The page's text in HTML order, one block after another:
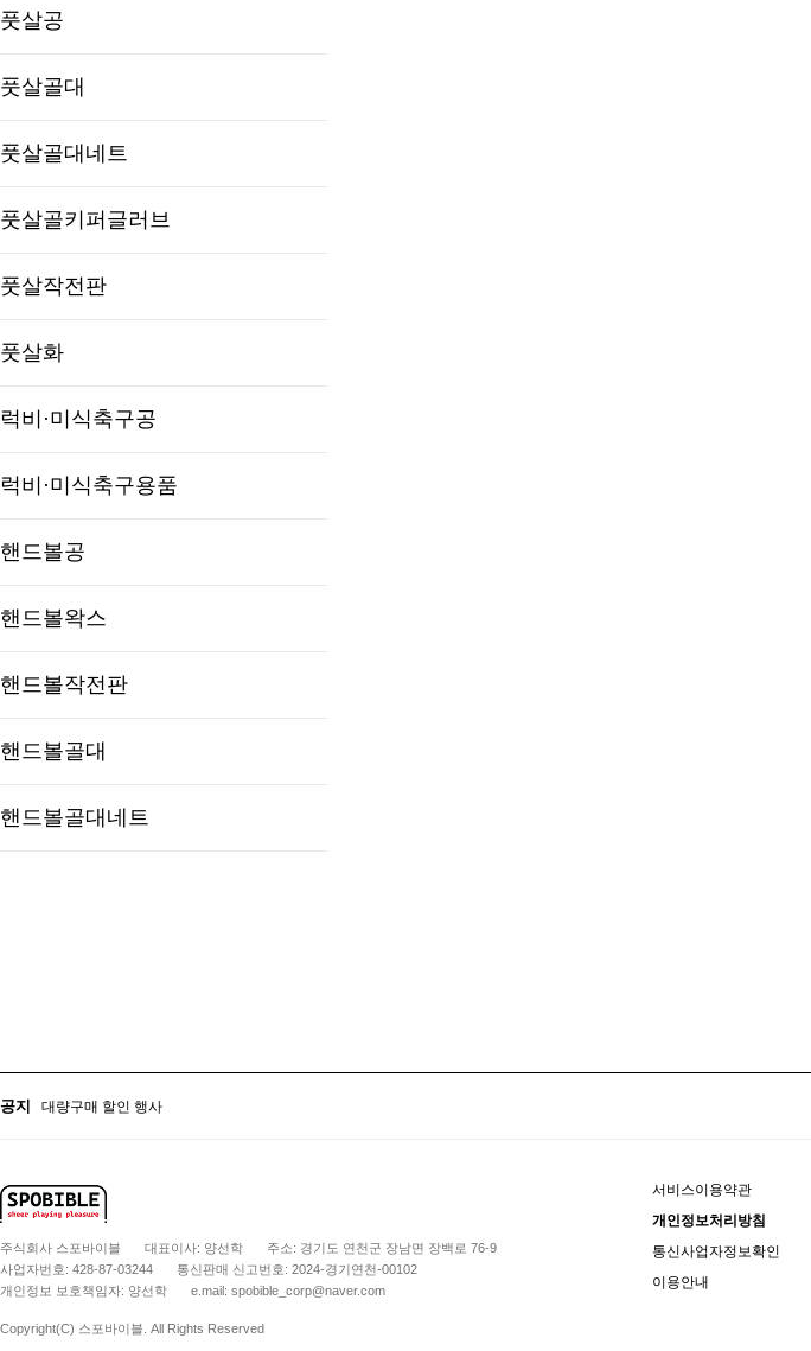
풋살공
풋살골대
풋살골대네트
풋살골키퍼글러브
풋살작전판
풋살화
럭비·미식축구공
럭비·미식축구용품
핸드볼공
핸드볼왁스
핸드볼작전판
핸드볼골대
핸드볼골대네트
공지
주식회사 스포바이블 대표이사: 양선학
주소: 경기도 연천군 장남면 장백로 76-9
사업자번호: 428-87-03244
통신판매 신고번호: 2024-경기연천-00102
개인정보 보호책임자: 양선학
e.mail: spobible_corp@naver.com
Copyright(C) 스포바이블. All Rights Reserved
서비스이용약관
개인정보처리방침
통신사업자정보확인
이용안내